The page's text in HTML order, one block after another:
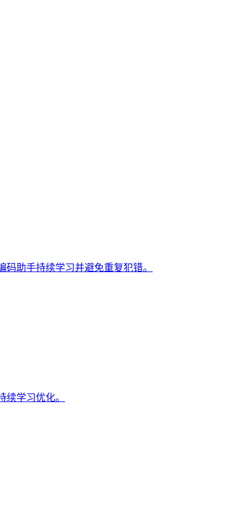
助手持续学习并避免重复犯错。
学习优化。